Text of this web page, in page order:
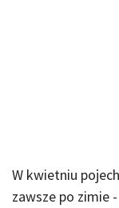
W kwietniu
zawsze po zimie